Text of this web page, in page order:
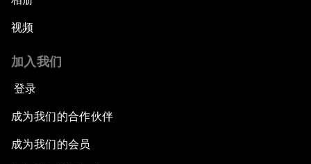
视频
加入我们
登录
成为我们的合作伙伴
成为我们的会员